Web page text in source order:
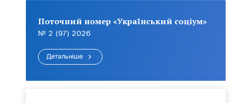
Поточний номер «Український соціум»
№ 2 (97) 2026
Детальніше